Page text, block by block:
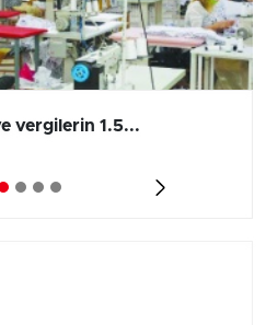
vergilerin 1.5...